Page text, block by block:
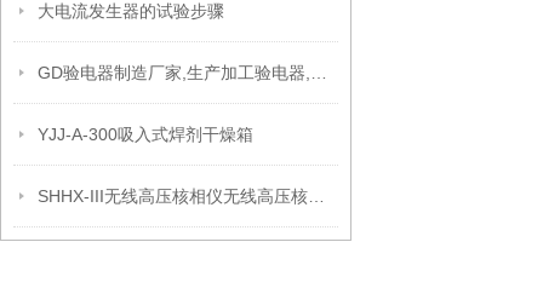
大电流发生器的试验步骤
YJJ-A-300吸入式焊剂干燥箱